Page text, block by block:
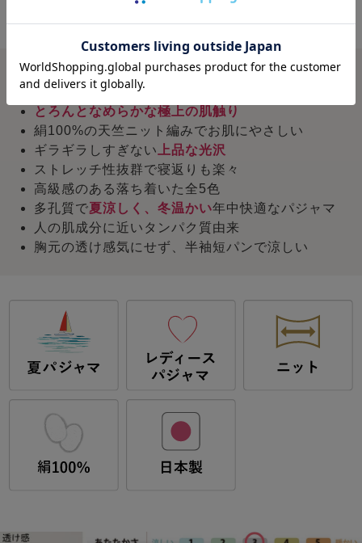
概要
とろんとなめらかな極上の肌触り
絹100%の天竺ニット編みでお肌にやさしい
ギラギラしすぎない上品な光沢
ストレッチ性抜群で寝返りも楽々
高級感のある落ち着いた全5色
多孔質で夏涼しく、冬温かい年中快適なパジャマ
人の肌成分に近いタンパク質由来
胸元の透け感気にせず、半袖短パンで涼しい